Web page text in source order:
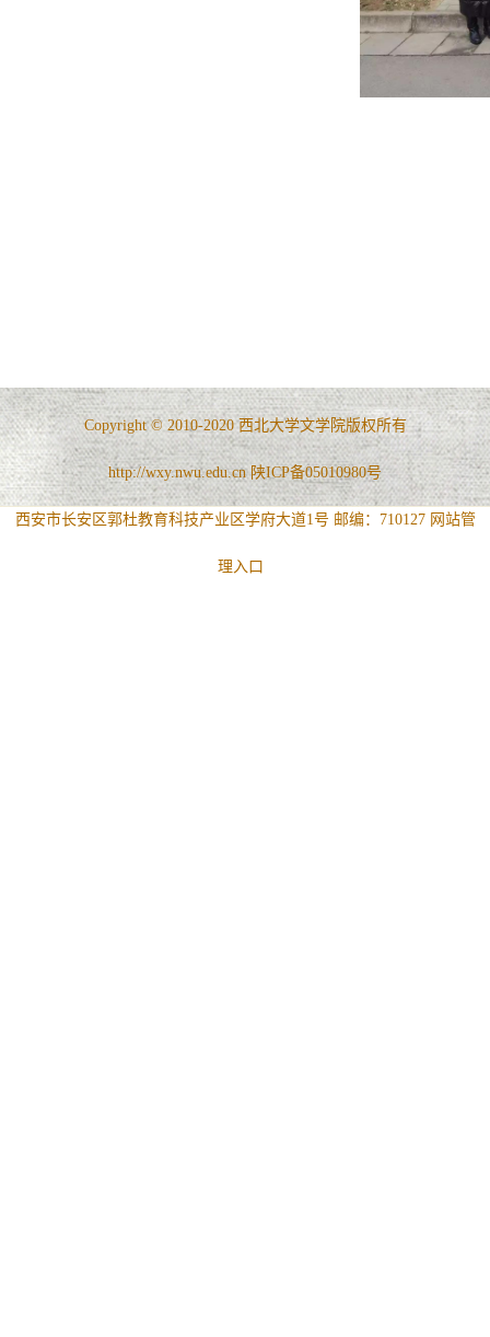
Copyright © 2010-2020 西北大学文学院版权所有
http://wxy.nwu.edu.cn 陕ICP备05010980号
西安市长安区郭杜教育科技产业区学府大道1号 邮编：710127 网站管
理入口